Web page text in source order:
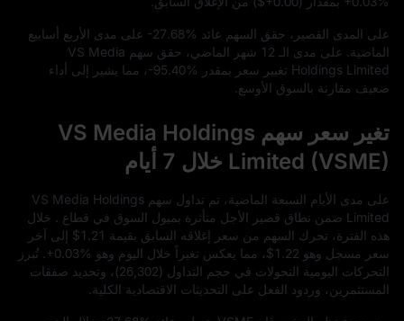
على المدى القصير، حقق السهم عائد -27.68% على مدى الأربع أسابيع
الماضية. على مدى الـ 12
شهر الماضي، حقق سهم VS Media
Holdings Limited تغيير سعر بمقدر
-95.40%، مما يشير إلى أداء
ضعيف مقارنة بالسوق الأوسع.
تغير سعر سهم VS Media Holdings
Limited (VSME) خلال 7 أيام
على مدى الأيام السبعة الماضية، تم تداول سهم VS Media Holdings
Limited ضمن نطاق قصير الأجل متأثرة بميول السوق في قطاع . خلال
هذه الفترة، تحرك السهم من سعر إغلاقه السابق بقيمة $1.21 إلى آخر
سعر مسجل وهو $1.22، مما يعكس تغيراً خلال اليوم وهو +0.03% . تُبرز
التحركات اليومية التحولات في حجم التداول (26,302)، وتحديد صفقات
المستثمرين، وردود الفعل على التحديثات الاقتصادية الكلية.